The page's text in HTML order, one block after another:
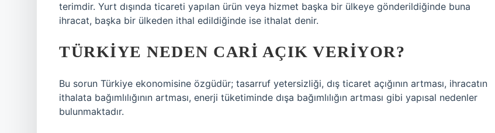
terimdir. Yurt dışında ticareti yapılan ürün veya hizmet başka bir ülkeye gönderildiğinde buna
ihracat, başka bir ülkeden ithal edildiğinde ise ithalat denir.
TÜRKIYE NEDEN CARI AÇIK VERIYOR?
Bu sorun Türkiye ekonomisine özgüdür; tasarruf yetersizliği, dış ticaret açığının artması, ihracatın
ithalata bağımlılığının artması, enerji tüketiminde dışa bağımlılığın artması gibi yapısal nedenler
bulunmaktadır.